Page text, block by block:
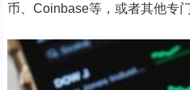
币、Coinbase等，或者其他专